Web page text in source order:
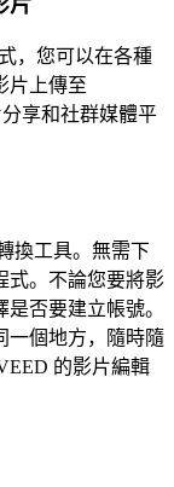
，您可以在各種
片上傳至
分享和社群媒體平
換工具。無需下
式。不論您要將影
否要建立帳號。
一個地方，隨時隨
的影片編輯